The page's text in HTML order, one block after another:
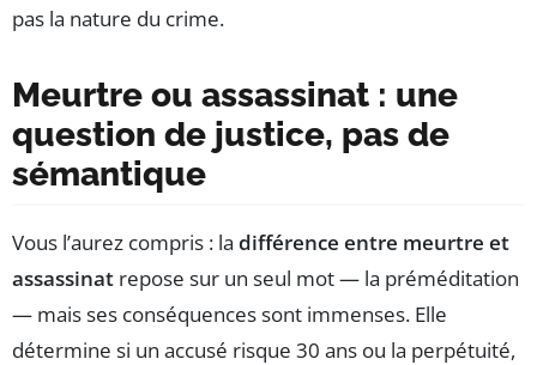
pas la nature du crime.
Meurtre ou assassinat : une
question de justice, pas de
sémantique
Vous l’aurez compris : la différence entre meurtre et
assassinat repose sur un seul mot — la préméditation
— mais ses conséquences sont immenses. Elle
détermine si un accusé risque 30 ans ou la perpétuité,